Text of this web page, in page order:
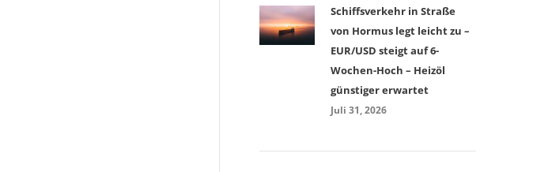
Schiffsverkehr in Straße
von Hormus legt leicht zu –
EUR/USD steigt auf 6-
Wochen-Hoch – Heizöl
günstiger erwartet
Juli 31, 2026